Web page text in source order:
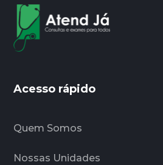
Acesso rápido
Quem Somos
Nossas Unidades